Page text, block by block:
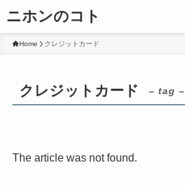
ニホンのコト
Home クレジットカード
クレジットカード – tag –
The article was not found.